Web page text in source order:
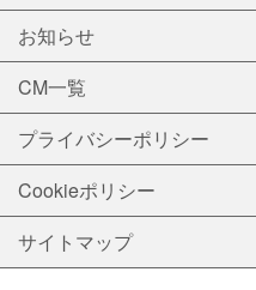
お知らせ
CM一覧
プライバシーポリシー
Cookieポリシー
サイトマップ